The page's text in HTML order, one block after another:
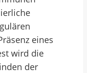
eines
wird die
der